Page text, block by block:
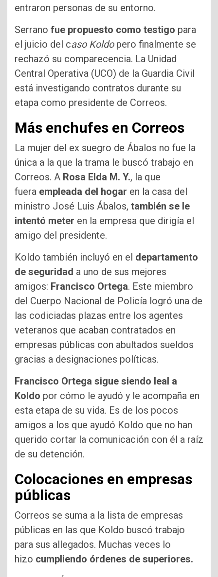
entraron personas de su entorno.
Serrano fue propuesto como testigo para
el juicio del caso Koldopero finalmente se
rechazó su comparecencia. La Unidad
Central Operativa (UCO) de la Guardia Civil
está investigando contratos durante su
etapa como presidente de Correos.
Más enchufes en Correos
La mujer del ex suegro de Ábalos no fue la
única a la que la trama le buscó trabajo en
Correos. A Rosa Elda M. Y., la que
fuera empleada del hogar en la casa del
ministro José Luis Ábalos, también se le
intentó meter en la empresa que dirigía el
amigo del presidente.
Koldo también incluyó en el departamento
de seguridad a uno de sus mejores
amigos: Francisco Ortega. Este miembro
del Cuerpo Nacional de Policía logró una de
las codiciadas plazas entre los agentes
veteranos que acaban contratados en
empresas públicas con abultados sueldos
gracias a designaciones políticas.
Francisco Ortega sigue siendo leal a
Koldo por cómo le ayudó y le acompaña en
esta etapa de su vida. Es de los pocos
amigos a los que ayudó Koldo que no han
querido cortar la comunicación con él a raíz
de su detención.
Colocaciones en empresas
públicas
Correos se suma a la lista de empresas
públicas en las que Koldo buscó trabajo
para sus allegados. Muchas veces lo
hizo cumpliendo órdenes de superiores.